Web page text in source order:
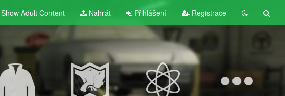
Show Adult Content Nahrát Přihlášení Registrace